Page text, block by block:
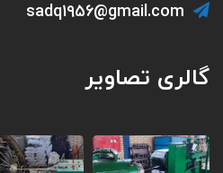
sadq1956@gmail.com
گالری تصاویر